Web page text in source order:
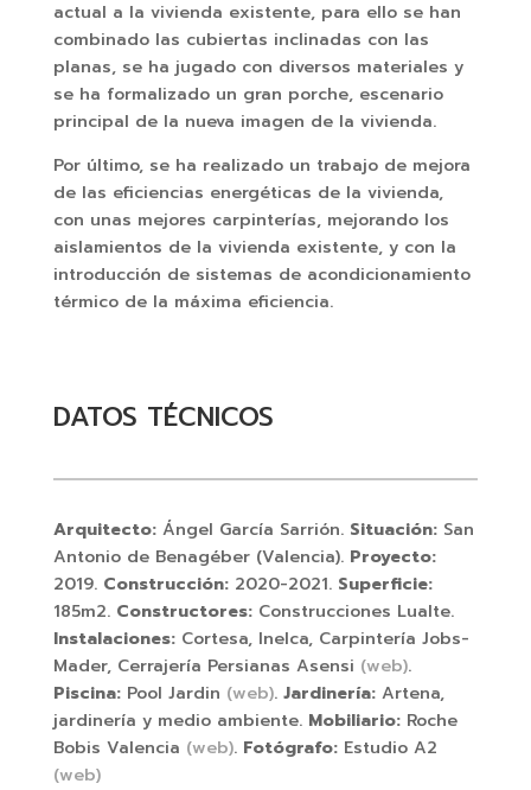
actual a la vivienda existente, para ello se han
combinado las cubiertas inclinadas con las
planas, se ha jugado con diversos materiales y
se ha formalizado un gran porche, escenario
principal de la nueva imagen de la vivienda.
Por último, se ha realizado un trabajo de mejora
de las eficiencias energéticas de la vivienda,
con unas mejores carpinterías, mejorando los
aislamientos de la vivienda existente, y con la
introducción de sistemas de acondicionamiento
térmico de la máxima eficiencia.
DATOS TÉCNICOS
Arquitecto:Ángel García Sarrión. Situación:San
Antonio de Benagéber (Valencia). Proyecto:
2019. Construcción:2020-2021. Superficie:
185m2. Constructores:Construcciones Lualte.
Instalaciones:Cortesa, Inelca, Carpintería Jobs-
Mader, Cerrajería Persianas Asensi (web).
Piscina:Pool Jardin (web). Jardinería:Artena,
jardinería y medio ambiente. Mobiliario:Roche
Bobis Valencia (web). Fotógrafo:Estudio A2
(web)